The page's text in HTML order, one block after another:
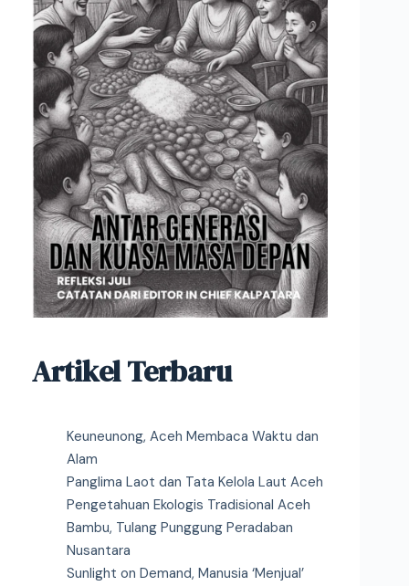
Artikel Terbaru
Keuneunong, Aceh Membaca Waktu dan
Alam
Panglima Laot dan Tata Kelola Laut Aceh
Pengetahuan Ekologis Tradisional Aceh
Bambu, Tulang Punggung Peradaban
Nusantara
Sunlight on Demand, Manusia ‘Menjual’